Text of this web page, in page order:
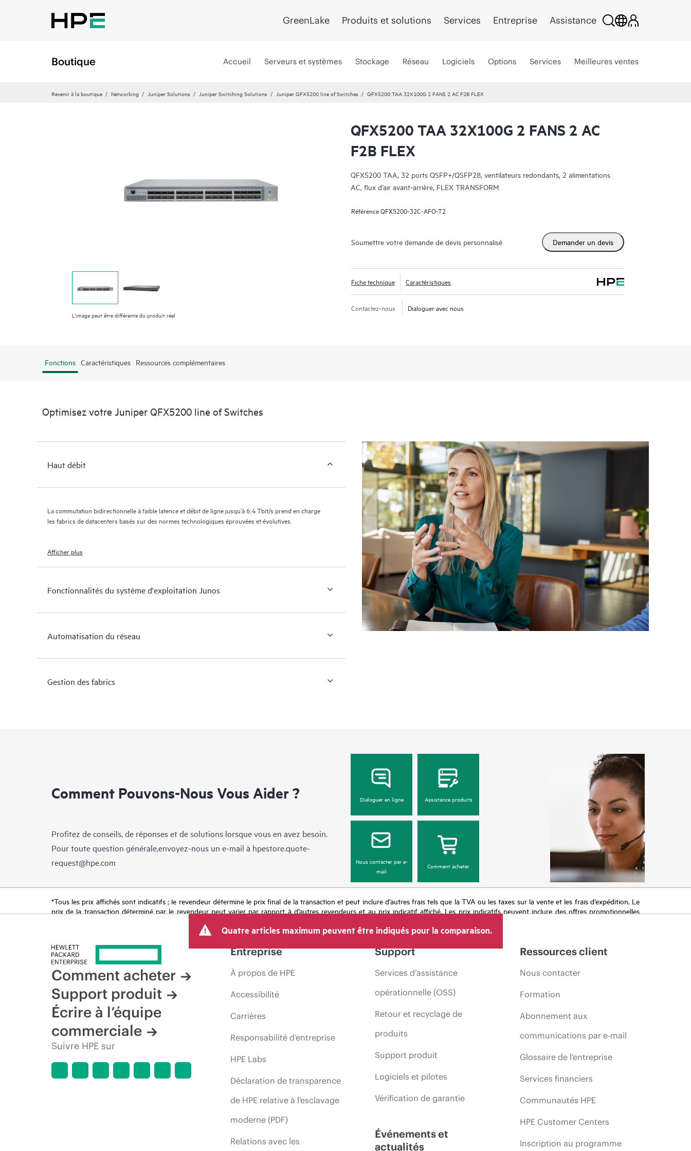
GreenLake Produits et solutions Services Entreprise Assistance
Boutique Accueil Serveurs et systèmes Stockage Réseau Logiciels Options Services Meilleures ventes
Revenir à la boutique Networking Juniper Solutions Juniper Switching Solutions Juniper QFX5200 line of Switches QFX5200 TAA 32X100G 2 FANS 2 AC F2B FLEX
L’image peut être différente du produit réel
QFX5200 TAA 32X100G 2 FANS 2 AC
F2B FLEX
QFX5200 TAA, 32 ports QSFP+/QSFP28, ventilateurs redondants, 2 alimentations
AC, flux d’air avant-arrière, FLEX TRANSFORM
RéférenceQFX5200-32C-AFO-T2
Soumettre votre demande de devis personnalisé Demander un devis
Fiche technique Caractéristiques
Contactez-nous Dialoguer avec nous
Fonctions Caractéristiques Ressources complémentaires
Optimisez votre Juniper QFX5200 line of Switches
Haut débit
La commutation bidirectionnelle à faible latence et débit de ligne jusqu’à 6,4 Tbit/s prend en charge
les fabrics de datacenters basés sur des normes technologiques éprouvées et évolutives.
Afficher plus
Fonctionnalités du système d'exploitation Junos
Automatisation du réseau
Gestion des fabrics
Comment Pouvons-Nous Vous Aider ?
Profitez de conseils, de réponses et de solutions lorsque vous en avez besoin.
Pour toute question générale,envoyez-nous un e-mail à hpestore.quote-
request@hpe.com
Dialoguer en ligne Assistance produits
Nous contacter par e-
mail
Comment acheter
*Tous les prix affichés sont indicatifs ; le revendeur détermine le prix final de la transaction et peut inclure d’autres frais tels que la TVA ou les taxes sur la vente et les frais d’expédition. Le
prix de la transaction déterminé par le revendeur peut varier par rapport à d’autres revendeurs et au prix indicatif affiché. Les prix indicatifs peuvent inclure des offres promotionnelles
produit, la disponibilité restreinte d’un produit, la fin d’une période de promotion et des erreurs dans les publicités.
Quatre articles maximum peuvent être indiqués pour la comparaison.
Comment acheter
Support produit
Écrire à l’équipe
commerciale
Suivre HPE sur
Entreprise
À propos de HPE
Accessibilité
Carrières
Responsabilité d’entreprise
HPE Labs
Déclaration de transparence
de HPE relative à l’esclavage
moderne (PDF)
Relations avec les
Support
Services d’assistance
opérationnelle (OSS)
Retour et recyclage de
produits
Support produit
Logiciels et pilotes
Vérification de garantie
Événements et
actualités
Ressources client
Nous contacter
Formation
Abonnement aux
communications par e-mail
Glossaire de l’entreprise
Services financiers
Communautés HPE
HPE Customer Centers
Inscription au programme